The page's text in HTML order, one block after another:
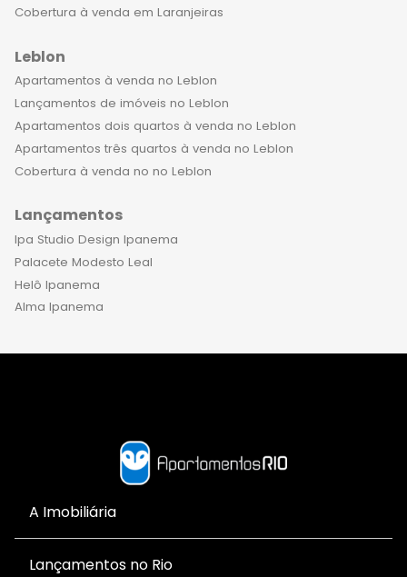
Cobertura à venda em Laranjeiras
Leblon
Apartamentos à venda no Leblon
Lançamentos de imóveis no Leblon
Apartamentos dois quartos à venda no Leblon
Apartamentos três quartos à venda no Leblon
Cobertura à venda no no Leblon
Lançamentos
Ipa Studio Design Ipanema
Palacete Modesto Leal
Helô Ipanema
Alma Ipanema
A Imobiliária
Lançamentos no Rio